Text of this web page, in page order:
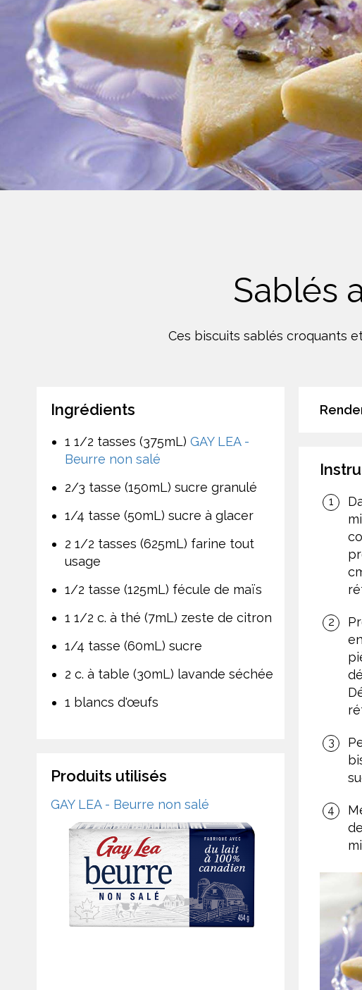
Crème Fouettée Desserts
Boissons
Biscuits
Yogourt
Sablés
Ces biscuits sablés croquants
Ingrédients
1 1/2 tasses (375mL) GAY LEA -
Beurre non salé
2/3 tasse (150mL) sucre granulé
1/4 tasse (50mL) sucre à glacer
2 1/2 tasses (625mL) farine tout
usage
1/2 tasse (125mL) fécule de maïs
1 1/2 c. à thé (7mL) zeste de citron
1/4 tasse (60mL) sucre
2 c. à table (30mL) lavande séchée
1 blancs d'œufs
Produits utilisés
GAY LEA - Beurre non salé